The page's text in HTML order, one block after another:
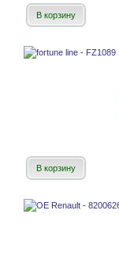
В корзину
В корзину